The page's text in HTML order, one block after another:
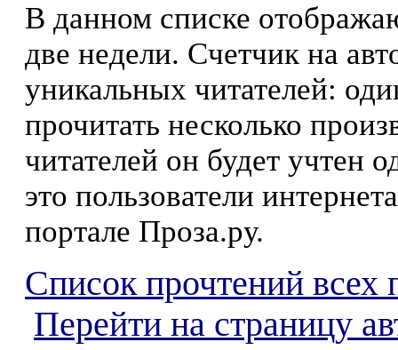
В данном списке
две недели. Счетчик на
уникальных читателей:
прочитать несколько
читателей он будет учтен
это пользователи
портале Проза.ру.
Список прочтений всех
Перейти на страницу